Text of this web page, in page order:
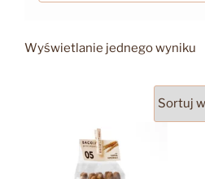
Wyświetlanie jednego wyniku